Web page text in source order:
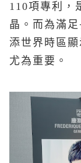
110項專利，
晶。而為滿足
添世界時區
尤為重 要 。